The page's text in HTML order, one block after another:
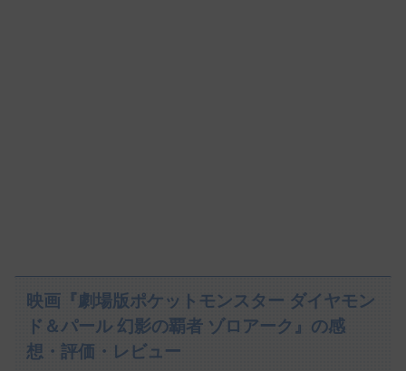
映画『劇場版ポケットモンスター ダイヤモン
ド＆パール 幻影の覇者 ゾロアーク』の感
想・評価・レビュー